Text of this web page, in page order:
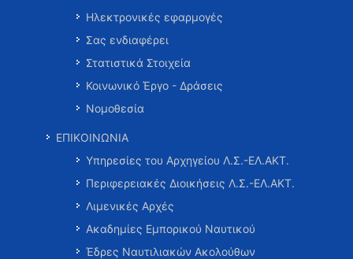
Ηλεκτρονικές εφαρμογές
Σας ενδιαφέρει
Στατιστικά Στοιχεία
Κοινωνικό Έργο - Δράσεις
Νομοθεσία
ΕΠΙΚΟΙΝΩΝΙΑ
Υπηρεσίες του Αρχηγείου Λ.Σ.-ΕΛ.ΑΚΤ.
Περιφερειακές Διοικήσεις Λ.Σ.-ΕΛ.ΑΚΤ.
Λιμενικές Αρχές
Ακαδημίες Εμπορικού Ναυτικού
Έδρες Ναυτιλιακών Ακολούθων